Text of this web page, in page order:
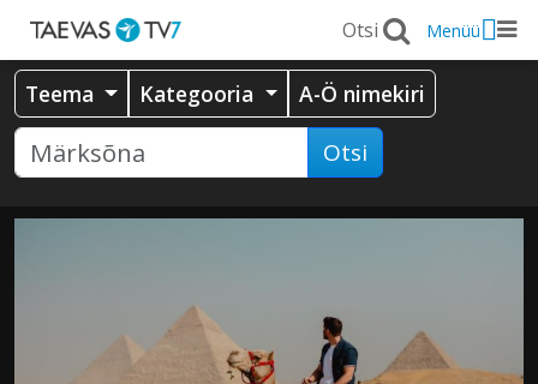
Menüü
Teema Kategooria A-Ö nimekiri
Otsi